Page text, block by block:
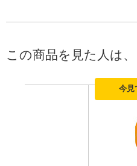
この商品を見た人は
今見